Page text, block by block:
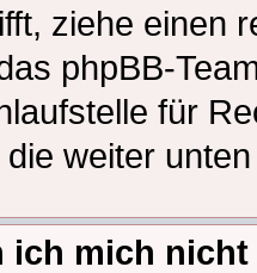
ziehe einen
phpBB-
für
weiter
ich mich